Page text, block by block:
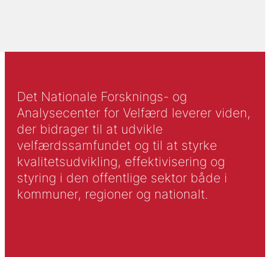
Det Nationale Forsknings- og
Analysecenter for Velfærd leverer viden,
der bidrager til at udvikle
velfærdssamfundet og til at styrke
kvalitetsudvikling, effektivisering og
styring i den offentlige sektor både i
kommuner, regioner og nationalt.